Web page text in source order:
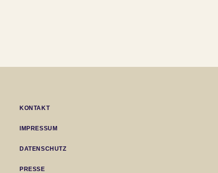
KONTAKT
IMPRESSUM
DATENSCHUTZ
PRESSE